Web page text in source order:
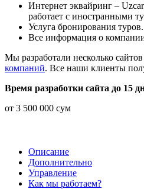
Интернет эквайринг –
работает с иностранными
Услуга бронирования туров.
Все информация о
Мы разработали несколько
компаний. Все наши клиенты
Время разработки сайта до 15
от 3 500 000 сум
Описание
Дополнительно
Управление
Как мы работаем?